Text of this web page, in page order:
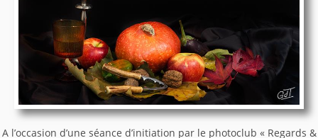
A l’occasion d’une séance d’initiation par le photoclub « Regards &